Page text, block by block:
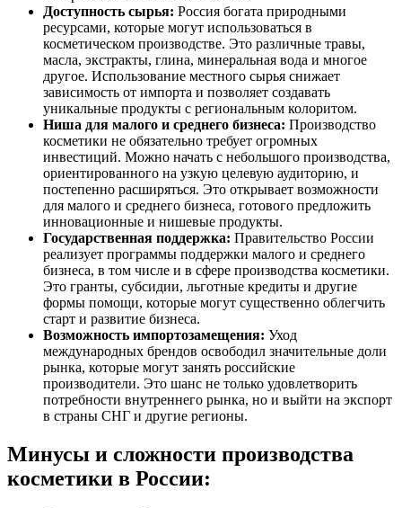
Доступность сырья: Россия богата природными
ресурсами, которые могут использоваться в
косметическом производстве. Это различные травы,
масла, экстракты, глина, минеральная вода и многое
другое. Использование местного сырья снижает
зависимость от импорта и позволяет создавать
уникальные продукты с региональным колоритом.
Ниша для малого и среднего бизнеса: Производство
косметики не обязательно требует огромных
инвестиций. Можно начать с небольшого производства,
ориентированного на узкую целевую аудиторию, и
постепенно расширяться. Это открывает возможности
для малого и среднего бизнеса, готового предложить
инновационные и нишевые продукты.
Государственная поддержка: Правительство России
реализует программы поддержки малого и среднего
бизнеса, в том числе и в сфере производства косметики.
Это гранты, субсидии, льготные кредиты и другие
формы помощи, которые могут существенно облегчить
старт и развитие бизнеса.
Возможность импортозамещения: Уход
международных брендов освободил значительные доли
рынка, которые могут занять российские
производители. Это шанс не только удовлетворить
потребности внутреннего рынка, но и выйти на экспорт
в страны СНГ и другие регионы.
Минусы и сложности производства
косметики в России: